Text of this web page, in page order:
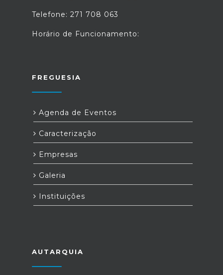
Telefone: 271 708 063
Horário de Funcionamento:
FREGUESIA
Agenda de Eventos
Caracterização
Empresas
Galeria
Instituições
AUTARQUIA